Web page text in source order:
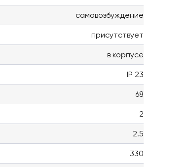
самовозбуждение
присутствует
в корпусе
IP 23
68
2
2.5
330